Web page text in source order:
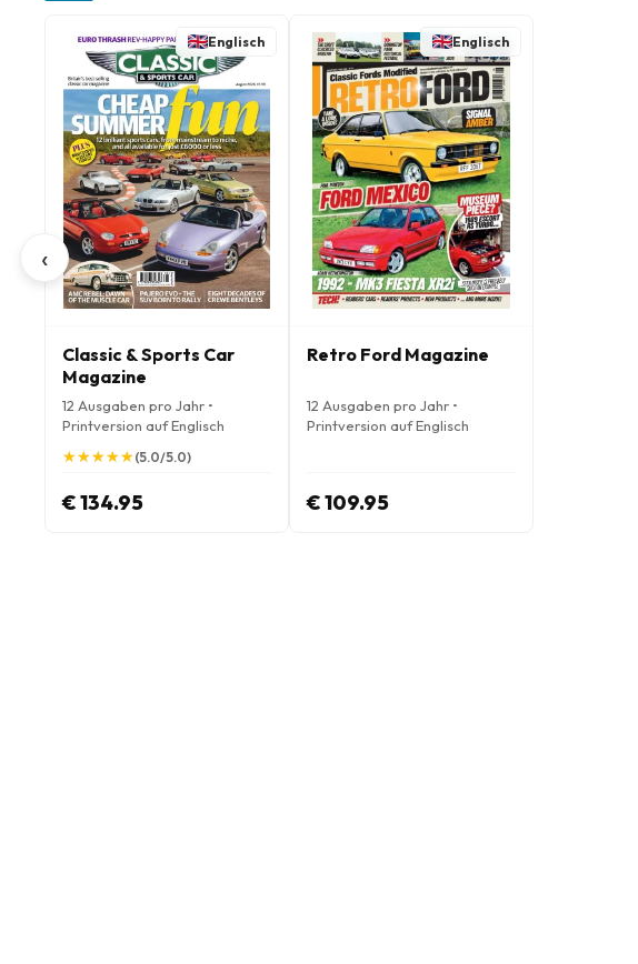
‹
Englisch
Classic & Sports Car
Magazine
12 Ausgaben pro Jahr •
Printversion auf Englisch
★
★★
★★
★★
★★
★(5.0/5.0)
€ 134.95
Englisch
Retro Ford Magazine
12 Ausgaben pro Jahr •
Printversion auf Englisch
€ 109.95